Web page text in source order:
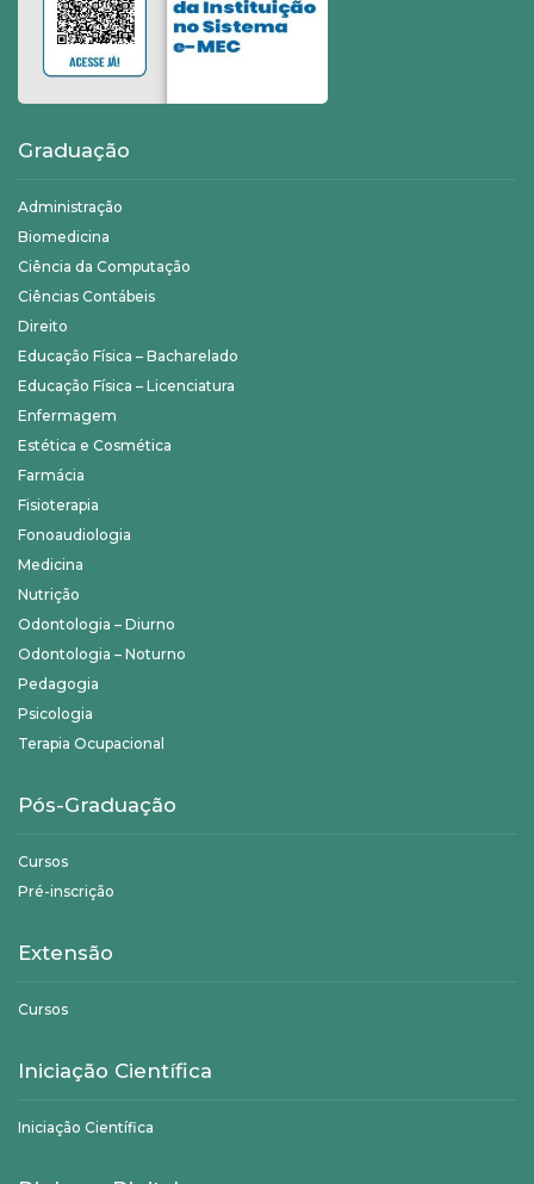
Graduação
Administração
Biomedicina
Ciência da Computação
Ciências Contábeis
Direito
Educação Física – Bacharelado
Educação Física – Licenciatura
Enfermagem
Estética e Cosmética
Farmácia
Fisioterapia
Fonoaudiologia
Medicina
Nutrição
Odontologia – Diurno
Odontologia – Noturno
Pedagogia
Psicologia
Terapia Ocupacional
Pós-Graduação
Cursos
Pré-inscrição
Extensão
Cursos
Iniciação Científica
Iniciação Científica